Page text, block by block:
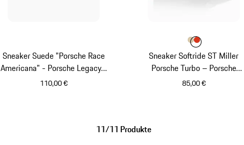
Sneaker Suede "Porsche Race
Americana" - Porsche Legacy x
PUMA
110,00 €
Sneaker Softride ST Miller
Porsche Turbo – Porsche
Legacy x PUMA
85,00 €
Farbe
FarbeFarbe
11/11 Produkte